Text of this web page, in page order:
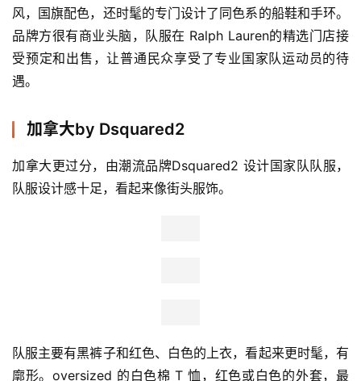
风，国旗配色，还时髦的专门设计了同色系的船鞋和手环。
品牌方很有商业头脑，队服在 Ralph Lauren的精选门店接
受预定和出售，让普通民众享受了专业国家队运动员的待
遇。
加拿大by Dsquared2
加拿大更过分，由潮流品牌Dsquared2 设计国家队队服，
队服设计感十足，看起来像街头服饰。
队服主要有黑裤子和红色、白色的上衣，看起来更时髦，有
廓形。oversized 的白色棉 T 恤，红色或白色的外套，最